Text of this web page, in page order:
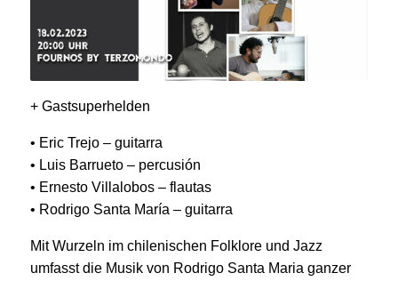
+ Gastsuperhelden
• Eric Trejo – guitarra
• Luis Barrueto – percusión
• Ernesto Villalobos – flautas
• Rodrigo Santa María – guitarra
Mit Wurzeln im chilenischen Folklore und Jazz
umfasst die Musik von Rodrigo Santa Maria ganzer